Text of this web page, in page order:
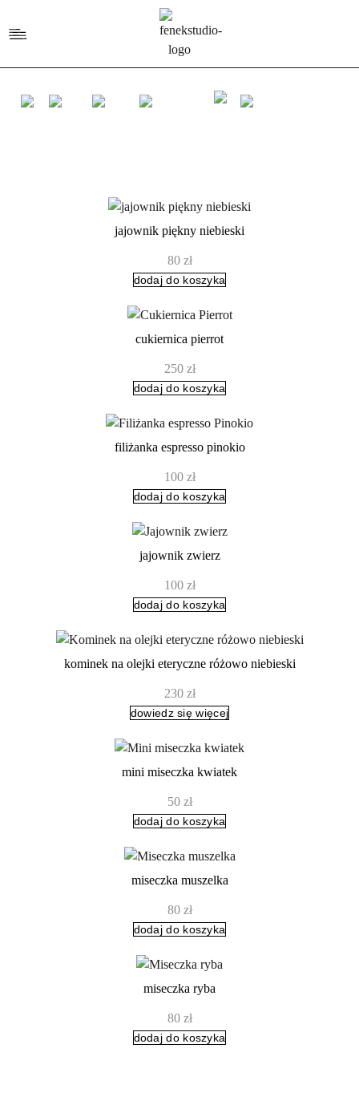
jajownik piękny niebieski
80 zł
dodaj do koszyka
cukiernica pierrot
250 zł
dodaj do koszyka
filiżanka espresso pinokio
100 zł
dodaj do koszyka
jajownik zwierz
100 zł
dodaj do koszyka
kominek na olejki eteryczne różowo niebieski
230 zł
dowiedz się więcej
mini miseczka kwiatek
50 zł
dodaj do koszyka
miseczka muszelka
80 zł
dodaj do koszyka
miseczka ryba
80 zł
dodaj do koszyka